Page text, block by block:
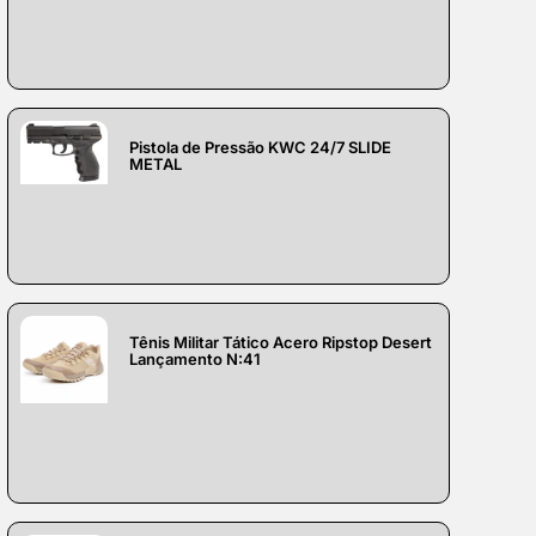
Pistola de Pressão KWC 24/7 SLIDE
METAL
Tênis Militar Tático Acero Ripstop Desert
Lançamento N:41